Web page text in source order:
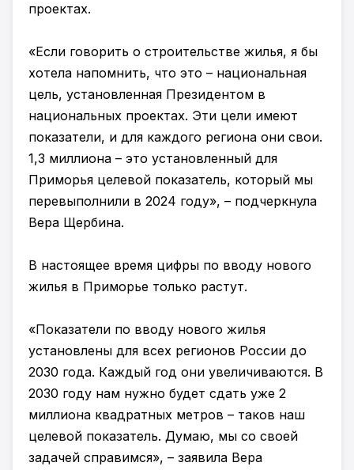
проектах.
«Если говорить о строительстве жилья, я бы
хотела напомнить, что это – национальная
цель, установленная Президентом в
национальных проектах. Эти цели имеют
показатели, и для каждого региона они свои.
1,3 миллиона – это установленный для
Приморья целевой показатель, который мы
перевыполнили в 2024 году», – подчеркнула
Вера Щербина.
В настоящее время цифры по вводу нового
жилья в Приморье только растут.
«Показатели по вводу нового жилья
установлены для всех регионов России до
2030 года. Каждый год они увеличиваются. В
2030 году нам нужно будет сдать уже 2
миллиона квадратных метров – таков наш
целевой показатель. Думаю, мы со своей
задачей справимся», – заявила Вера